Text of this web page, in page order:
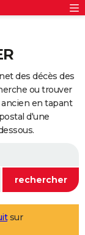
des décès des
ou trouver
ancien en tapant
d'une
sur